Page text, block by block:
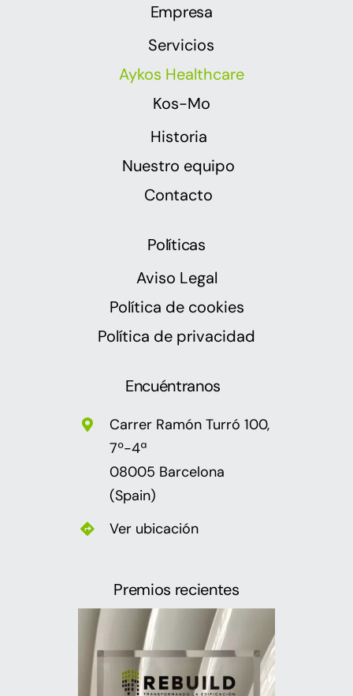
Empresa
Servicios
Aykos Healthcare
Kos-Mo
Historia
Nuestro equipo
Contacto
Encuéntranos
Carrer Ramón Turró 100,
7º-4ª
08005 Barcelona
(Spain)
Ver ubicación
Políticas
Aviso Legal
Política de cookies
Política de privacidad
Premios recientes